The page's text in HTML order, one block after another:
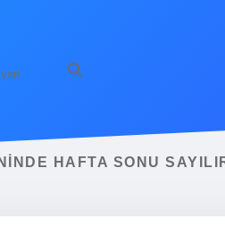
HAFTA SONU